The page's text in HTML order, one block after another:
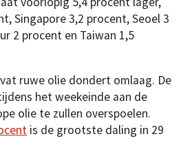
Singapore 3,2 procent, Seoel 3
2 procent en Taiwan 1,5
ruwe olie dondert omlaag. De
het weekeinde aan de
olie te zullen overspoelen.
is de grootste daling in 29